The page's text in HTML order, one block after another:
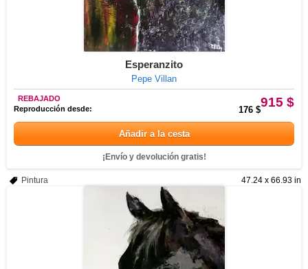
Esperanzito
Pepe Villan
915 $
REBAJADO
Reproducción desde:
176 $
Añadir a la cesta
¡Envío y devolución gratis!
47.24 x 66.93 in
Pintura